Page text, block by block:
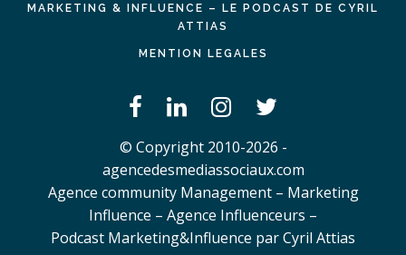
MARKETING & INFLUENCE – LE PODCAST DE CYRIL
ATTIAS
MENTION LEGALES
© Copyright 2010-2026 -
agencedesmediassociaux.com
Agence community Management – Marketing
Influence – Agence Influenceurs –
Podcast Marketing&Influence par Cyril Attias